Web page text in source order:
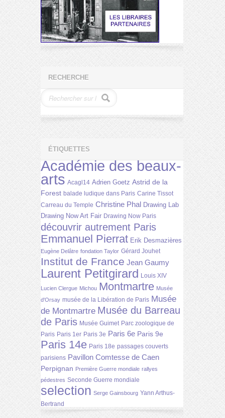
RECHERCHE
ÉTIQUETTES
Académie des beaux-
arts Acagl14 Adrien Goetz Astrid de la
Forest balade ludique dans Paris Carine Tissot
Carreau du Temple Christine Phal Drawing Lab
Drawing Now Art Fair Drawing Now Paris
découvrir autrement Paris
Emmanuel Pierrat Erik Desmazières
Eugène Delâtre fondation Taylor Gérard Jouhet
Institut de France Jean Gaumy
Laurent Petitgirard Louis XIV
Lucien Clergue Michou Montmartre Musée
d'Orsay musée de la Libération de Paris Musée
de Montmartre Musée du Barreau
de Paris Musée Guimet Parc zoologique de
Paris Paris 1er Paris 3e Paris 6e Paris 9e
Paris 14e Paris 18e passages couverts
parisiens Pavillon Comtesse de Caen
Perpignan Première Guerre mondiale rallyes
pédestres Seconde Guerre mondiale
selection Serge Gainsbourg Yann Arthus-
Bertrand